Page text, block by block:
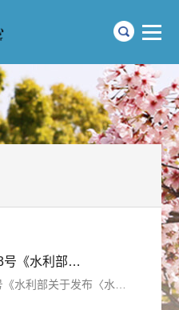
估）算编制规定〉及水利工程系列